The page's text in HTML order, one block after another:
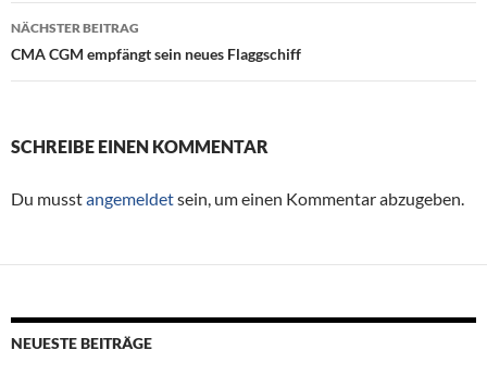
NÄCHSTER BEITRAG
CMA CGM empfängt sein neues Flaggschiff
SCHREIBE EINEN KOMMENTAR
Du musstangemeldetsein, um einen Kommentar abzugeben.
NEUESTE BEITRÄGE